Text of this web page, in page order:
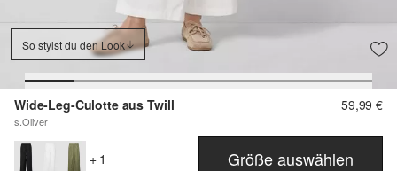
So stylst du den Look
Wide-Leg-Culotte aus Twill
s.Oliver
59,99 €
+ 1 Größe auswählen